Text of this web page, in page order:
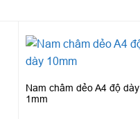
Nam châm dẻo A4 độ dày
1mm